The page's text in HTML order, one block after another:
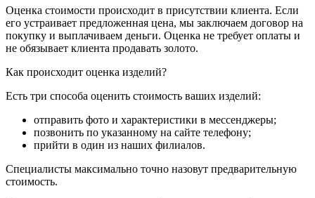
Оценка стоимости происходит в присутствии клиента. Если
его устраивает предложенная цена, мы заключаем договор на
покупку и выплачиваем деньги. Оценка не требует оплаты и
не обязывает клиента продавать золото.
Как происходит оценка изделий?
Есть три способа оценить стоимость ваших изделий:
отправить фото и характеристики в мессенджеры;
позвонить по указанному на сайте телефону;
прийти в один из наших филиалов.
Специалисты максимально точно назовут предварительную
стоимость.